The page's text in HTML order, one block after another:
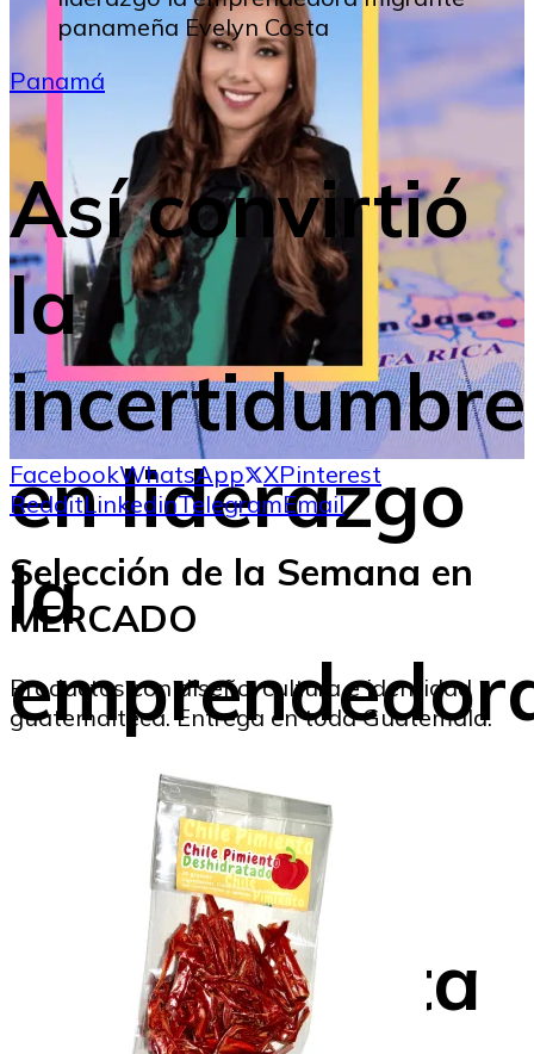
panameña Evelyn Costa
Panamá
Así convirtió
la
incertidumbre
en liderazgo
la
migrante
panameña
Evelyn Costa
FacebookWhatsApp XPinterest
RedditLinkedinTelegramEmail
Selección de la Semana en
MERCADO
Productos con diseño, cultura e identidad
guatemalteca. Entrega en toda Guatemala.